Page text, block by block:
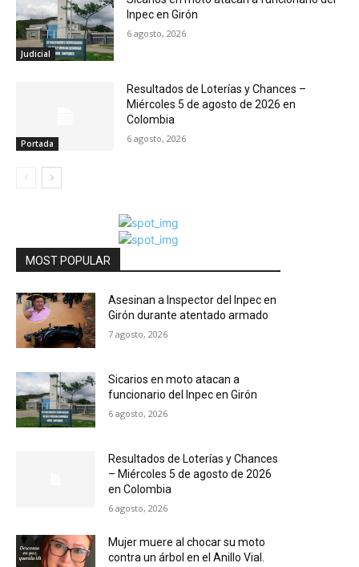
Judicial
Inpec en Girón
6 agosto, 2026
Portada
Resultados de Loterías y Chances –
Miércoles 5 de agosto de 2026 en
Colombia
6 agosto, 2026
MOST POPULAR
Asesinan a Inspector del Inpec en
Girón durante atentado armado
7 agosto, 2026
Sicarios en moto atacan a
funcionario del Inpec en Girón
6 agosto, 2026
Resultados de Loterías y Chances
– Miércoles 5 de agosto de 2026
en Colombia
6 agosto, 2026
Mujer muere al chocar su moto
contra un árbol en el Anillo Vial.